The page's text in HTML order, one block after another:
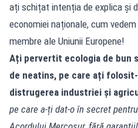
ați schițat intenția de explica și
economiei naționale, cum
membre ale Uniunii Europene!
Ați pervertit ecologia de bun
de neatins, pe care ați
distrugerea industriei și
pe care a-ți dat-o în secret